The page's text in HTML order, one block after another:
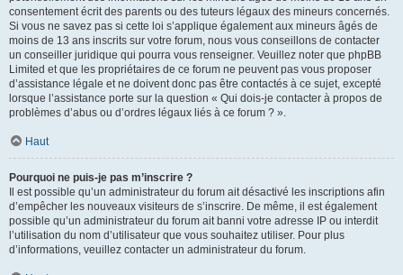
consentement écrit des parents ou des tuteurs légaux des mineurs concernés.
Si vous ne savez pas si cette loi s’applique également aux mineurs âgés de
moins de 13 ans inscrits sur votre forum, nous vous conseillons de contacter
un conseiller juridique qui pourra vous renseigner. Veuillez noter que phpBB
Limited et que les propriétaires de ce forum ne peuvent pas vous proposer
d’assistance légale et ne doivent donc pas être contactés à ce sujet, excepté
lorsque l’assistance porte sur la question « Qui dois-je contacter à propos de
problèmes d’abus ou d’ordres légaux liés à ce forum ? ».
Haut
Pourquoi ne puis-je pas m’inscrire ?
Il est possible qu’un administrateur du forum ait désactivé les inscriptions afin
d’empêcher les nouveaux visiteurs de s’inscrire. De même, il est également
possible qu’un administrateur du forum ait banni votre adresse IP ou interdit
l’utilisation du nom d’utilisateur que vous souhaitez utiliser. Pour plus
d’informations, veuillez contacter un administrateur du forum.